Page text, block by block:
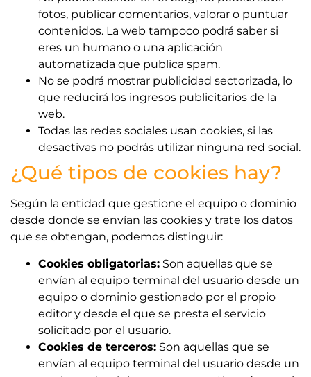
fotos, publicar comentarios, valorar o puntuar
contenidos. La web tampoco podrá saber si
eres un humano o una aplicación
automatizada que publica spam.
No se podrá mostrar publicidad sectorizada, lo
que reducirá los ingresos publicitarios de la
web.
Todas las redes sociales usan cookies, si las
desactivas no podrás utilizar ninguna red social.
¿Qué tipos de cookies hay?
Según la entidad que gestione el equipo o dominio
desde donde se envían las cookies y trate los datos
que se obtengan, podemos distinguir:
Cookies obligatorias: Son aquellas que se
envían al equipo terminal del usuario desde un
equipo o dominio gestionado por el propio
editor y desde el que se presta el servicio
solicitado por el usuario.
Cookies de terceros: Son aquellas que se
envían al equipo terminal del usuario desde un